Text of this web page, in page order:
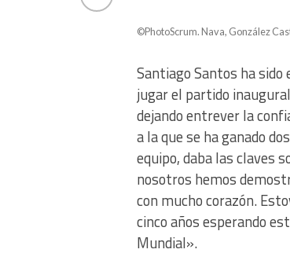
©PhotoScrum. Nava, González
Santiago Santos ha
jugar el partido
dejando entrever la
a la que se ha ganado
equipo, daba las claves
nosotros hemos
con mucho corazón.
cinco años esperando
Mundial».